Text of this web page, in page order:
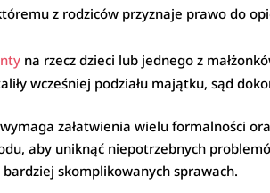
z rodziców przyznaje prawo do
na rzecz dzieci lub jednego z
wcześniej podziału majątku, sąd
załatwienia wielu formalności
aby uniknąć niepotrzebnych
skomplikowanych sprawach.